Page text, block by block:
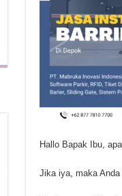
Hallo Bapak Ibu,
Jika iya, maka